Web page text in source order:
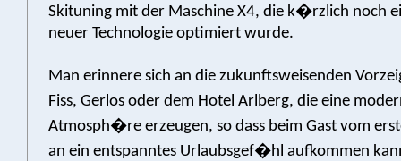
Skituning mit der Maschine X4, die k�rzlich noch
neuer Technologie optimiert wurde.
Man erinnere sich an die zukunftsweisenden
Fiss, Gerlos oder dem Hotel Arlberg, die eine
Atmosph�re erzeugen, so dass beim Gast vom
an ein entspanntes Urlaubsgef�hl aufkommen